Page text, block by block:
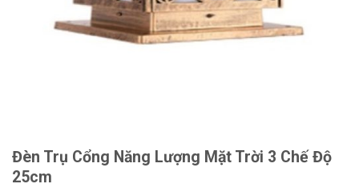
Đèn Trụ Cổng Năng Lượng Mặt Trời 3 Chế Độ
25cm